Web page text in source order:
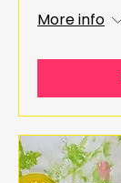
More info